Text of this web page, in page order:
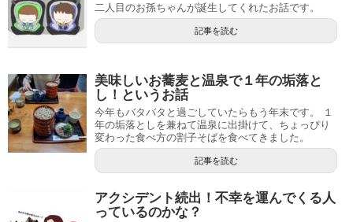
二人目のお孫ちゃんが誕生してくれたお話です。
記事を読む
美味しいお蕎麦と温泉で１年の垢落と
し！というお話
今年もバタバタと過ごしていたらもう年末です。 １
年の垢落としを兼ねて温泉に出掛けて、ちょっぴり
変わった食べ方の割子そばを食べてきました。
記事を読む
アクシデント続出！不幸を運んでくる人
っているのかな？